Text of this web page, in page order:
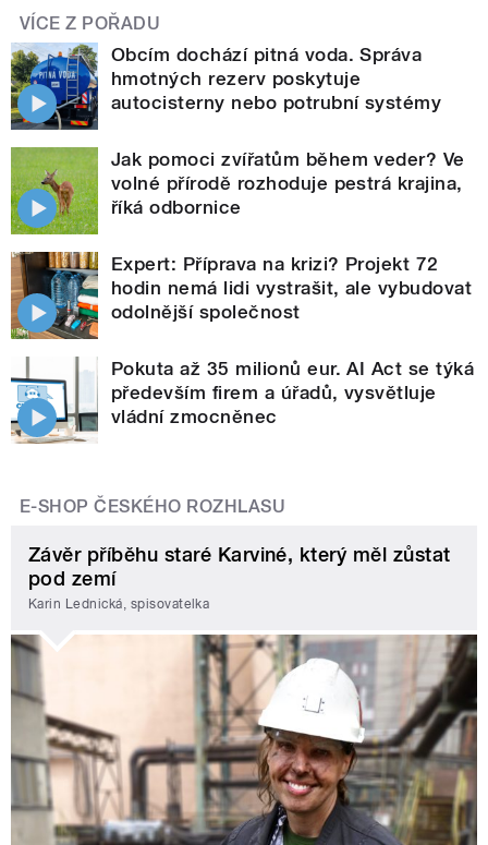
VÍCE Z POŘADU
Obcím dochází pitná voda. Správa
hmotných rezerv poskytuje
autocisterny nebo potrubní systémy
Jak pomoci zvířatům během veder? Ve
volné přírodě rozhoduje pestrá krajina,
říká odbornice
Expert: Příprava na krizi? Projekt 72
hodin nemá lidi vystrašit, ale vybudovat
odolnější společnost
Pokuta až 35 milionů eur. AI Act se týká
především firem a úřadů, vysvětluje
vládní zmocněnec
E-SHOP ČESKÉHO ROZHLASU
Závěr příběhu staré Karviné, který měl zůstat
pod zemí
Karin Lednická, spisovatelka